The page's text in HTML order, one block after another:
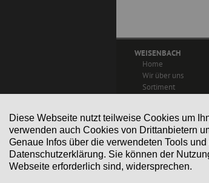
WEISENBACH
Navigation
überspringen
Home
Wir über uns
Sortiment
Veranstaltungen
Kontakt
Diese Webseite nutzt teilweise Cookies um
verwenden auch Cookies von Drittanbietern
Genaue Infos über die verwendeten Tools
Datenschutzerklärung. Sie können der
Webseite erforderlich sind, widersprechen.